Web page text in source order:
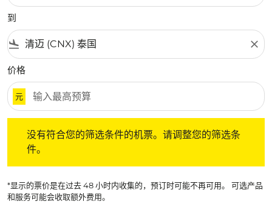
到
flight_land close
价格
元
没有符合您的筛选条件的机票。请调整您的筛选条
件。
*显示的票价是在过去 48 小时内收集的，预订时可能不再可用。 可选产品
和服务可能会收取额外费用。